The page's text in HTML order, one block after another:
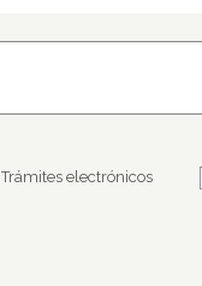
Trámites electrónicos